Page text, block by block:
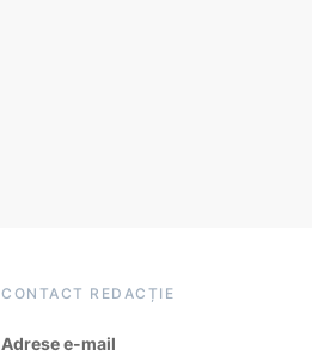
CONTACT REDACȚIE
Adrese e-mail